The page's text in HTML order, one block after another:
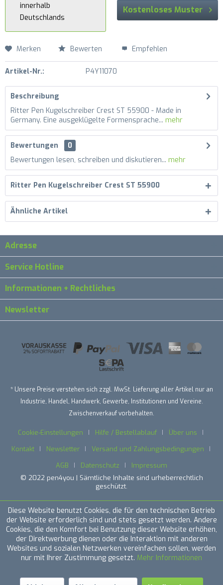
innerhalb
Deutschlands
Kostenloses Muster
Merken Bewerten Empfehlen
Artikel-Nr.: P4Y11070
Beschreibung
Ritter Pen Kugelschreiber Crest ST 55900 - Made in
Germany. Eine ausgeklügelte Formensprache... mehr
Bewertungen
0
Bewertungen lesen, schreiben und diskutieren... mehr
Ritter Pen Kugelschreiber Crest ST 55900
Ähnliche Artikel
Adresse
Service Hotline
Informationen + Rechtliches
Newsletter
* Unsere Preise verstehen sich zzgl. MwSt. Lieferung aller Artikel nur an
Industrie, Handel, Handwerk, Gewerbe, Institutionen und Vereine.
Zwischenverkauf vorbehalten.
Cookie-Einstellungen Hilfe / Bestellablauf
Über uns
Kontakt
Newsletter
Versand und Zahlungsbedingungen
AGB
Datenschutz
Impressum
© 2022 pen4you | Sämtliche Inhalte sind urheberrechtlich
geschützt.
Diese Website benutzt Cookies, die für den technischen Betrieb
der Website erforderlich sind und stets gesetzt werden. Andere
Cookies, die den Komfort bei Benutzung dieser Website erhöhen,
der Direktwerbung dienen oder die Interaktion mit anderen
Websites und sozialen Netzwerken vereinfachen sollen, werden
nur mit Ihrer Zustimmung gesetzt. Mehr Informationen